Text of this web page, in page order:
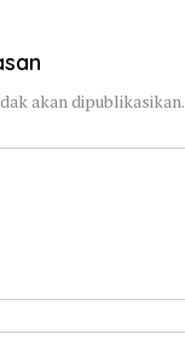
akan dipublikasikan.